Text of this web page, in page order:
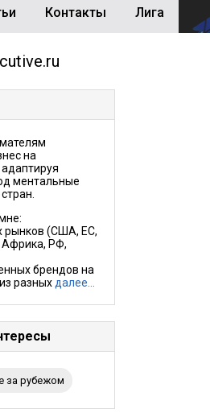
Контакты Лига
на
ментальные
рынков (США, ЕС,
Африка, РФ,
брендов на
разных далее…
за рубежом